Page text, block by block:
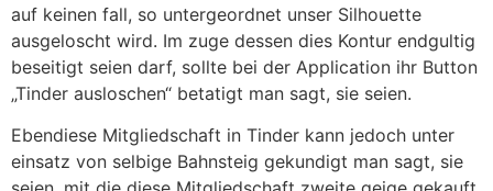
auf keinen fall, so untergeordnet unser Silhouette
ausgeloscht wird. Im zuge dessen dies Kontur endgultig
beseitigt seien darf, sollte bei der Application ihr Button
„Tinder ausloschen“ betatigt man sagt, sie seien.
Ebendiese Mitgliedschaft in Tinder kann jedoch unter
einsatz von selbige Bahnsteig gekundigt man sagt, sie